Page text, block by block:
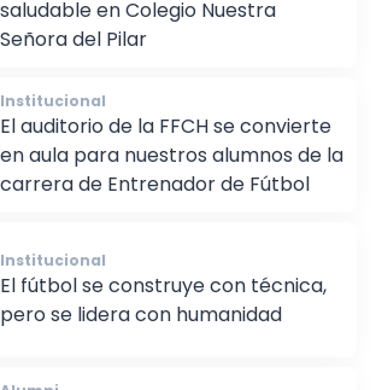
saludable en Colegio Nuestra
Institucional
El auditorio de la FFCH se convierte
en aula para nuestros alumnos de la
Institucional
El fútbol se construye con técnica,
pero se lidera con humanidad